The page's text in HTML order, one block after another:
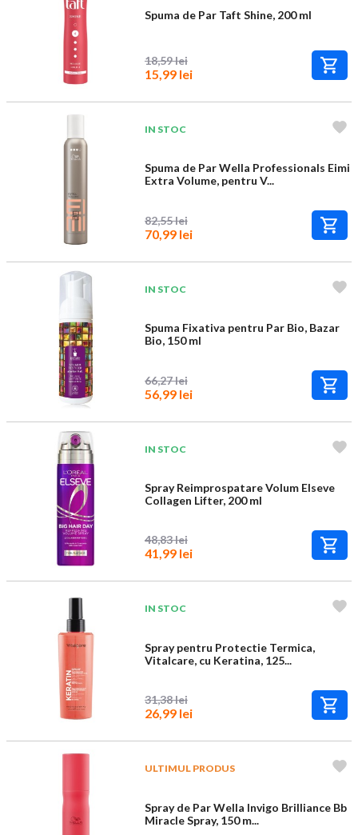
Spuma de Par Taft Shine, 200 ml
18,59 lei
15,99 lei
IN STOC
Spuma de Par Wella Professionals Eimi
Extra Volume, pentru V...
82,55 lei
70,99 lei
IN STOC
Spuma Fixativa pentru Par Bio, Bazar
Bio, 150 ml
66,27 lei
56,99 lei
IN STOC
Spray Reimprospatare Volum Elseve
Collagen Lifter, 200 ml
48,83 lei
41,99 lei
IN STOC
Spray pentru Protectie Termica,
Vitalcare, cu Keratina, 125...
31,38 lei
26,99 lei
ULTIMUL PRODUS
Spray de Par Wella Invigo Brilliance Bb
Miracle Spray, 150 m...